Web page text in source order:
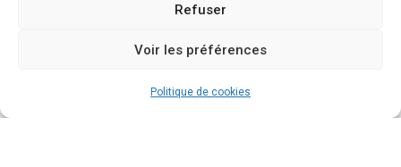
Refuser
Voir les préférences
Politique de cookies